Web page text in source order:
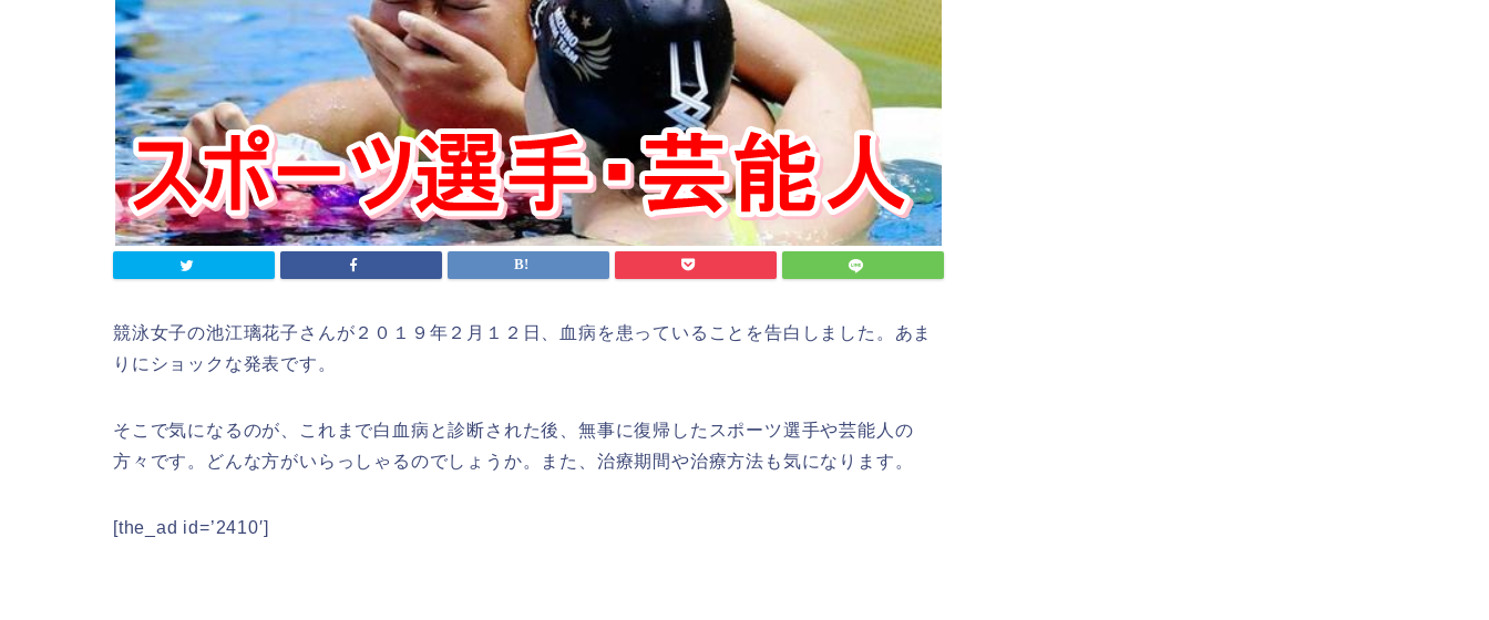
競泳女子の池江璃花子さんが２０１９年２月１２日、 血病 を患っていることを告白しました。あま
りにショックな発表です。
そこで気になるのが、これまで白血病と診断された後、無事に復帰したスポーツ選手や芸能人の
方々です。どんな方がいらっしゃるのでしょうか。また、治療期間や治療方法も気になります。
[the_ad id=’2410′]